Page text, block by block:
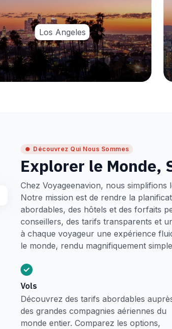
Los Angeles
Découvrez Qui Nous Sommes
Explorer le Monde,
Chez Voyageenavion, nous
Notre mission est de rendre la
abordables, des hôtels et des forfaits
conseillers, des tarifs transparents et
à chaque voyageur une expérience
le monde, rendu magnifiquement
Vols
Découvrez des tarifs abordables
des grandes compagnies aériennes du
monde entier. Comparez les options,